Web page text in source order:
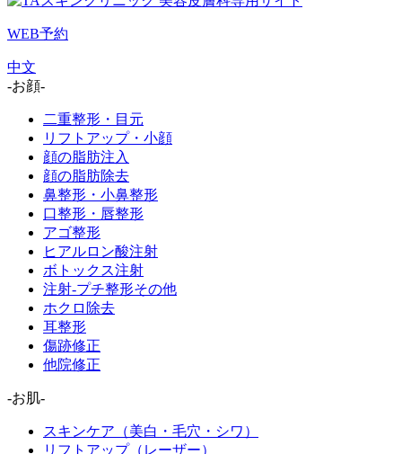
WEB予約
中文
-お顔-
二重整形・目元
リフトアップ・小顔
顔の脂肪注入
顔の脂肪除去
鼻整形・小鼻整形
口整形・唇整形
アゴ整形
ヒアルロン酸注射
ボトックス注射
注射-プチ整形その他
ホクロ除去
耳整形
傷跡修正
他院修正
-お肌-
スキンケア（美白・毛穴・シワ）
リフトアップ（レーザー）